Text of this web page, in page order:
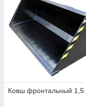
Ковш фронтальный 1,5